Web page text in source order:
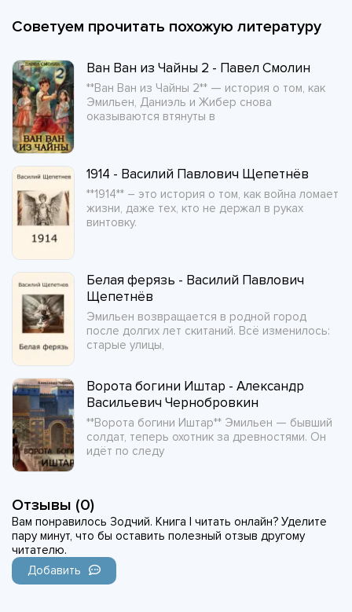
Советуем прочитать похожую литературу
Ван Ван из Чайны 2 - Павел Смолин
**Ван Ван из Чайны 2** — история о том, как
Эмильен, Даниэль и Жибер снова
оказываются втянуты в
1914 - Василий Павлович Щепетнёв
**1914** – это история о том, как война ломает
жизни, даже тех, кто не держал в руках
винтовку.
Белая ферязь - Василий Павлович
Щепетнёв
Эмильен возвращается в родной город
после долгих лет скитаний. Всё изменилось:
старые улицы,
Ворота богини Иштар - Александр
Васильевич Чернобровкин
**Ворота богини Иштар** Эмильен — бывший
солдат, теперь охотник за древностями. Он
идёт по следу
Отзывы (0)
Вам понравилось Зодчий. Книга I читать онлайн? Уделите
пару минут, что бы оставить полезный отзыв другому
читателю.
Добавить